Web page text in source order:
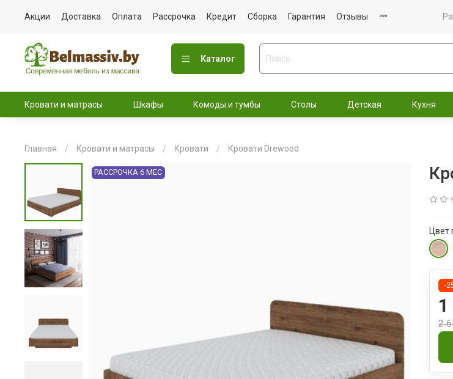
Акции Доставка Оплата Рассрочка Кредит Сборка Гарантия Отзывы
Каталог
Кровати и матрасы Шкафы Комоды и тумбы Столы Детская Кухня
Главная Кровати и матрасы Кровати Кровати Drewood
РАССРОЧКА 6 МЕС
Цвет
-
2